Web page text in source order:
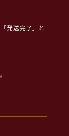
発送完了」と